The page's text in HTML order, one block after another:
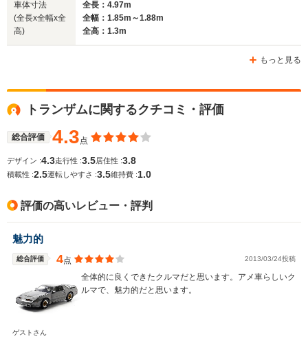
WLTCモード
燃費
車体寸法
(全長x全幅x全
高)
全長：4.97m
全幅：1.85m～1.88m
全高：1.3m
もっと見る
トランザムに関するクチコミ・評価
総合評価 4.3点
デザイン :4.3走行性 :3.5居住性 :3.8
積載性 :2.5運転しやすさ :3.5維持費 :1.0
評価の高いレビュー・評判
魅力的
総合評価 4点 2013/03/24投稿
全体的に良くできたクルマだと思います。アメ車らしいク
ルマで、魅力的だと思います。
ゲストさん